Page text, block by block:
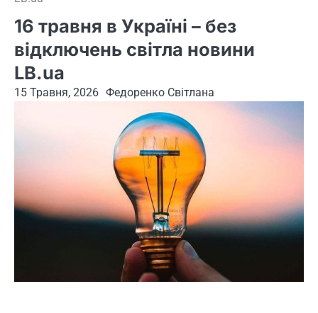
16 травня в Україні – без
відключень світла новини
LB.ua
15 Травня, 2026 Федоренко Світлана